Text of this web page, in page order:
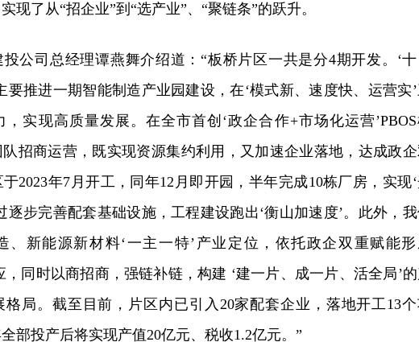
现了从“招企业”到“选产业”、“聚链条”的跃升。
公司总经理谭燕舞介绍道：“板桥片区一共是分4期开发。‘
要推进一期智能制造产业园建设，在‘模式新、速度快、运营实
实现高质量发展。在全市首创‘政企合作+市场化运营
招商运营，既实现资源集约利用，又加速企业落地，达成政
2023年7月开工，同年12月即开园，半年完成10栋厂房，实现
逐步完善配套基础设施，工程建设跑出‘衡山加速度’。此外，
、新能源新材料‘一主一特’产业定位，依托政企双重赋能
，同时以商招商，强链补链，构建 ‘建一片、成一片、活全局’
格局。截至目前，片区内已引入20家配套企业，落地开工13
部投产后将实现产值20亿元、税收1.2亿元。”